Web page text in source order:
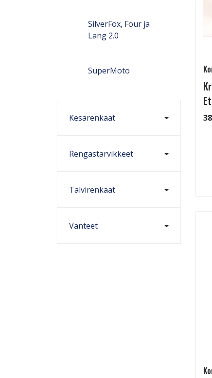
SilverFox, Four ja
Lang 2.0
SuperMoto
Kesärenkaat
Rengastarvikkeet
Talvirenkaat
Vanteet